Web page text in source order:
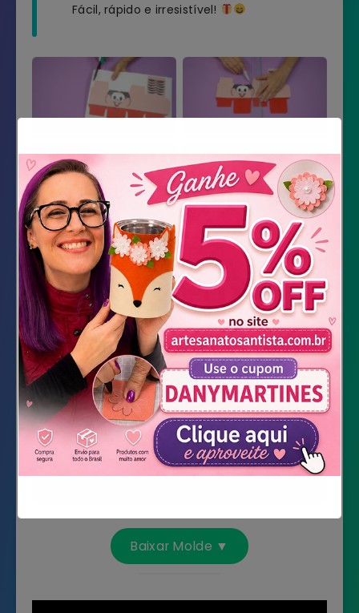
Fácil, rápido e irresistível!
Material Necessário
Impressão dos moldes em papel com 180g
Tesoura
Régua
Boleador
Cola de silicone líquida
Baixar Molde ▼
Não mostrar novamente